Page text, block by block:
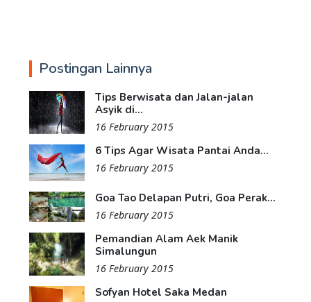
Postingan Lainnya
Tips Berwisata dan Jalan-jalan
Asyik di...
16 February 2015
6 Tips Agar Wisata Pantai Anda...
16 February 2015
Goa Tao Delapan Putri, Goa Perak...
16 February 2015
Pemandian Alam Aek Manik
Simalungun
16 February 2015
Sofyan Hotel Saka Medan